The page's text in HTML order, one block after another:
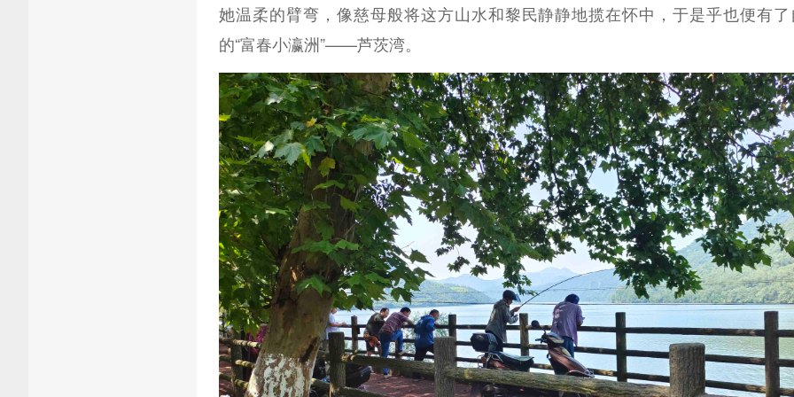
她温柔的臂弯，像慈母般将这方山水和黎民静静地揽在怀中，于是乎也便有
的“富春小瀛洲”——芦茨湾。